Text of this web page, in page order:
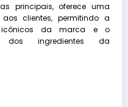
principais, oferece uma
clientes, permitindo a
icônicos da marca e o
dos ingredientes da